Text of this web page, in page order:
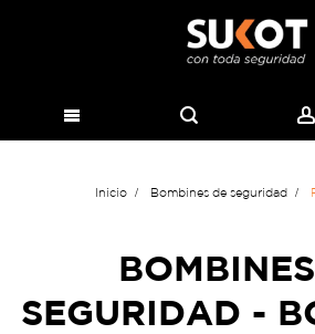
Inicio Bombines de seguridad
SEGURIDAD -